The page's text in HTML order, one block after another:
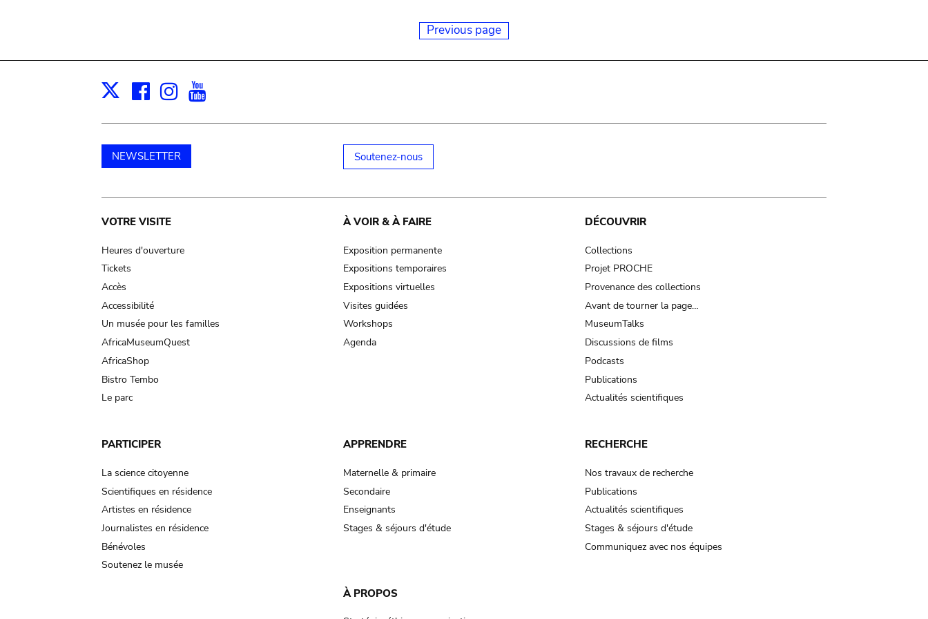
Previous page
X Facebook
Instagram
NEWSLETTER Soutenez-nous
Main
navigation
VOTRE VISITE
Heures d'ouverture
Tickets
Accès
Accessibilité
Un musée pour les familles
AfricaMuseumQuest
AfricaShop
Bistro Tembo
Le parc
À VOIR & À FAIRE
Exposition permanente
Expositions temporaires
Expositions virtuelles
Visites guidées
Workshops
Agenda
DÉCOUVRIR
Collections
Projet PROCHE
Provenance des collections
Avant de tourner la page…
MuseumTalks
Discussions de films
Podcasts
Publications
Actualités scientifiques
PARTICIPER
La science citoyenne
Scientifiques en résidence
Artistes en résidence
Journalistes en résidence
Bénévoles
Soutenez le musée
APPRENDRE
Maternelle & primaire
Secondaire
Enseignants
Stages & séjours d'étude
RECHERCHE
Nos travaux de recherche
Publications
Actualités scientifiques
Stages & séjours d'étude
Communiquez avec nos équipes
À PROPOS